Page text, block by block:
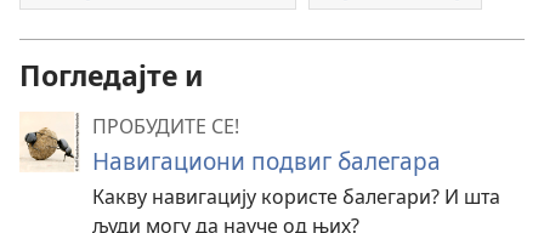
Погледајте и
ПРОБУДИТЕ СЕ!
Навигациони подвиг балегара
Какву навигацију користе балегари? И шта
људи могу да науче од њих?